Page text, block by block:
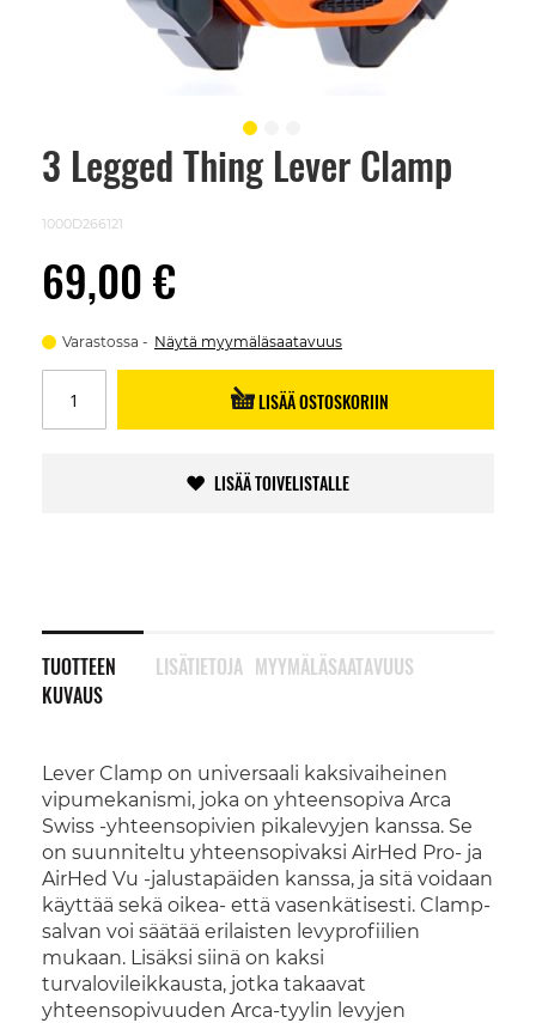
3 Legged Thing Lever Clamp
1000D266121
69,00 €
Varastossa Näytä myymäläsaatavuus
LISÄÄ OSTOSKORIIN
LISÄÄ TOIVELISTALLE
TUOTTEEN
KUVAUS
Lever Clamp on universaali kaksivaiheinen
vipumekanismi, joka on yhteensopiva Arca
Swiss -yhteensopivien pikalevyjen kanssa. Se
on suunniteltu yhteensopivaksi AirHed Pro- ja
AirHed Vu -jalustapäiden kanssa, ja sitä voidaan
käyttää sekä oikea- että vasenkätisesti. Clamp-
salvan voi säätää erilaisten levyprofiilien
mukaan. Lisäksi siinä on kaksi
turvalovileikkausta, jotka takaavat
yhteensopivuuden Arca-tyylin levyjen
LISÄTIETOJA MYYMÄLÄSAATAVUUS
Skip
images
gallery